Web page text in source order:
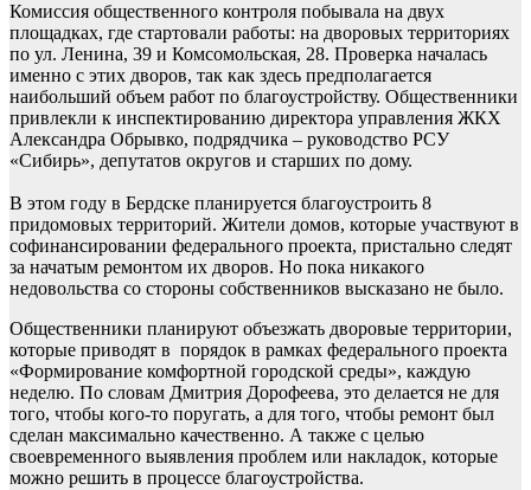
Комиссия общественного контроля побывала на двух
площадках, где стартовали работы: на дворовых территориях
по ул. Ленина, 39 и Комсомольская, 28. Проверка началась
именно с этих дворов, так как здесь предполагается
наибольший объем работ по благоустройству. Общественники
привлекли к инспектированию директора управления ЖКХ
Александра Обрывко, подрядчика – руководство РСУ
«Сибирь», депутатов округов и старших по дому.
В этом году в Бердске планируется благоустроить 8
придомовых территорий. Жители домов, которые участвуют в
софинансировании федерального проекта, пристально следят
за начатым ремонтом их дворов. Но пока никакого
недовольства со стороны собственников высказано не было.
Общественники планируют объезжать дворовые территории,
которые приводят в порядок в рамках федерального проекта
«Формирование комфортной городской среды», каждую
неделю. По словам Дмитрия Дорофеева, это делается не для
того, чтобы кого-то поругать, а для того, чтобы ремонт был
сделан максимально качественно. А также с целью
своевременного выявления проблем или накладок, которые
можно решить в процессе благоустройства.